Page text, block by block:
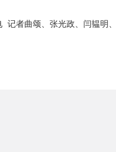
记者曲颂、张光政、闫韫明